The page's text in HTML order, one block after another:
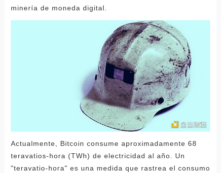
minería de moneda digital.
Actualmente, Bitcoin consume aproximadamente 68
teravatios-hora (TWh) de electricidad al año. Un
"teravatio-hora" es una medida que rastrea el consumo